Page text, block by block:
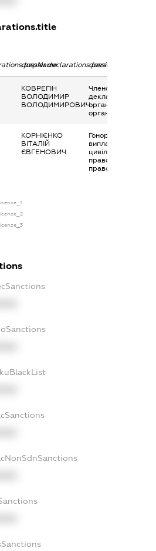
dossier.declarations.personName
КОВРЕГІН
ВОЛОДИМИР
ВОЛОДИМИРОВИЧ
Членство суб’єкта
декларування в
організаціях та їх
органах
КОРНІЄНКО
ВІТАЛІЙ
ЄВГЕНОВИЧ
Гонорари та інші
виплати згідно з
цивільно-
правовим
правочинами